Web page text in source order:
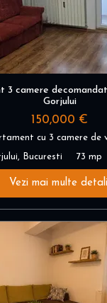
3 camere
Gorjului
150,000 €
cu 3 camere de
Bucuresti 73 mp
Vezi mai multe